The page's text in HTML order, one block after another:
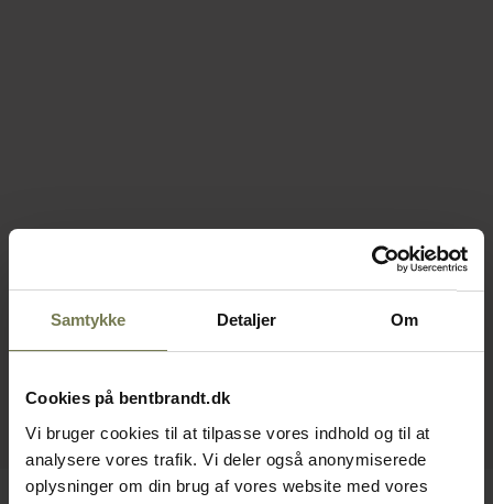
Samtykke Detaljer Om
Cookies på bentbrandt.dk
Vi bruger cookies til at tilpasse vores indhold og til at
analysere vores trafik. Vi deler også anonymiserede
oplysninger om din brug af vores website med vores